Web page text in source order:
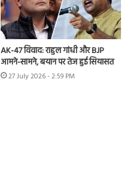
AK-47 विवाद: राहुल गांधी और BJP
आमने-सामने, बयान पर तेज हुई सियासत
27 July 2026 - 2:59 PM